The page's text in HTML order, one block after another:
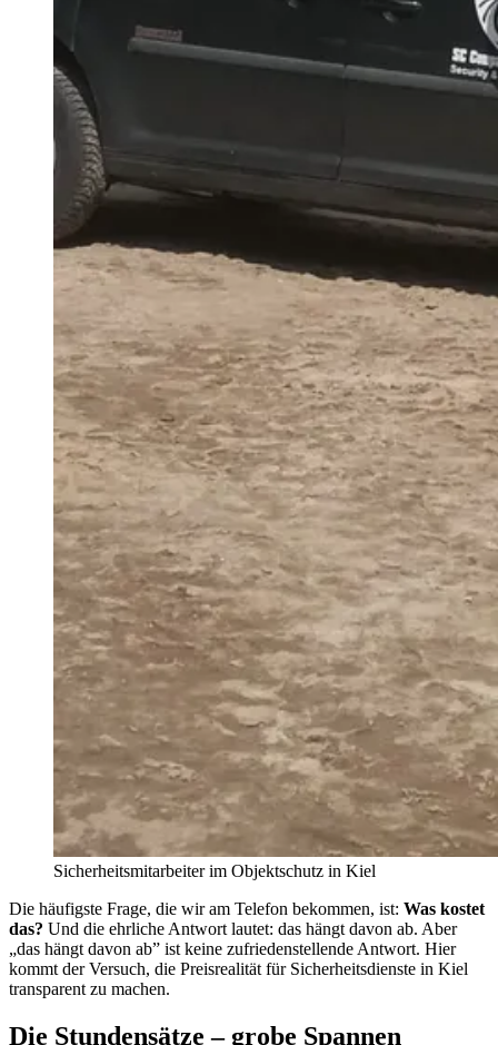
Sicherheitsmitarbeiter im Objektschutz in Kiel
Die häufigste Frage, die wir am Telefon bekommen, ist: Was kostet
das? Und die ehrliche Antwort lautet: das hängt davon ab. Aber
„das hängt davon ab” ist keine zufriedenstellende Antwort. Hier
kommt der Versuch, die Preisrealität für Sicherheitsdienste in Kiel
transparent zu machen.
Die Stundensätze – grobe Spannen